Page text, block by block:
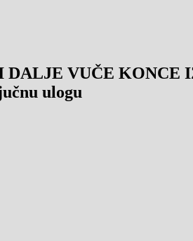
VUČE KONCE
ulogu